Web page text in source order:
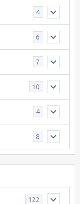
4
6
7
10
4
8
122